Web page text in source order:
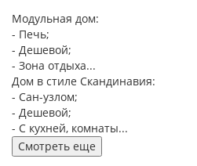
Модульная дом:
- Печь;
- Дешевой;
- Зона отдыха...
Дом в стиле Скандинавия:
- Сан-узлом;
- Дешевой;
- С кухней, комнаты...
Смотреть еще